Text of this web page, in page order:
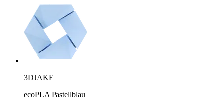
3DJAKE
ecoPLA Pastellblau